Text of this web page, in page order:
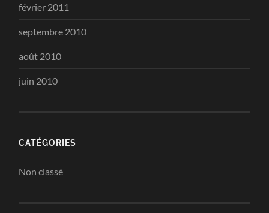
février 2011
septembre 2010
août 2010
juin 2010
CATÉGORIES
Non classé